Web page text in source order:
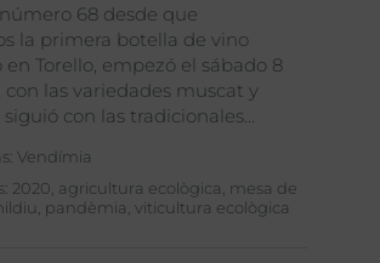
68 desde que
la primera botella de vino
en Torello, empezó el sábado 8
con las variedades muscat y
con las tradicionales
Vendímia
2020 agricultura ecològica mesa de
pandèmia viticultura ecològica